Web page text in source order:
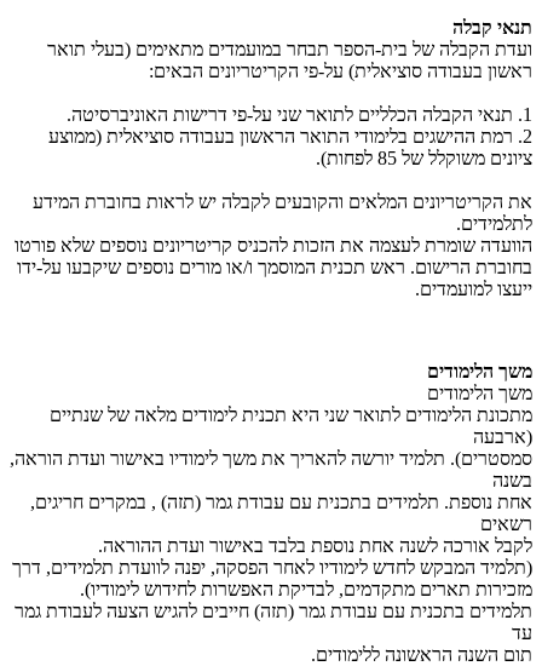
תנאי קבלה
ועדת הקבלה של בית-הספר תבחר במועמדים מתאימים (בעלי תואר
ראשון בעבודה סוציאלית) על-פי הקריטריונים הבאים:
1. תנאי הקבלה הכלליים לתואר שני על-פי דרישות האוניברסיטה.
2. רמת ההישגים בלימודי התואר הראשון בעבודה סוציאלית (ממוצע
ציונים משוקלל של 85 לפחות).
את הקריטריונים המלאים והקובעים לקבלה יש לראות בחוברת המידע
לתלמידים.
הוועדה שומרת לעצמה את הזכות להכניס קריטריונים נוספים שלא פורטו
בחוברת הרישום. ראש תכנית המוסמך ו/או מורים נוספים שיקבעו על-ידו
ייעצו למועמדים.
משך הלימודים
משך הלימודים
מתכונת הלימודים לתואר שני היא תכנית לימודים מלאה של שנתיים
(ארבעה
סמסטרים). תלמיד יורשה להאריך את משך לימודיו באישור ועדת הוראה,
בשנה
אחת נוספת. תלמידים בתכנית עם עבודת גמר (תזה) , במקרים חריגים,
רשאים
לקבל אורכה לשנה אחת נוספת בלבד באישור ועדת ההוראה.
(תלמיד המבקש לחדש לימודיו לאחר הפסקה, יפנה לוועדת תלמידים, דרך
מזכירות תארים מתקדמים, לבדיקת האפשרות לחידוש לימודיו).
תלמידים בתכנית עם עבודת גמר (תזה) חייבים להגיש הצעה לעבודת גמר
עד
תום השנה הראשונה ללימודים.